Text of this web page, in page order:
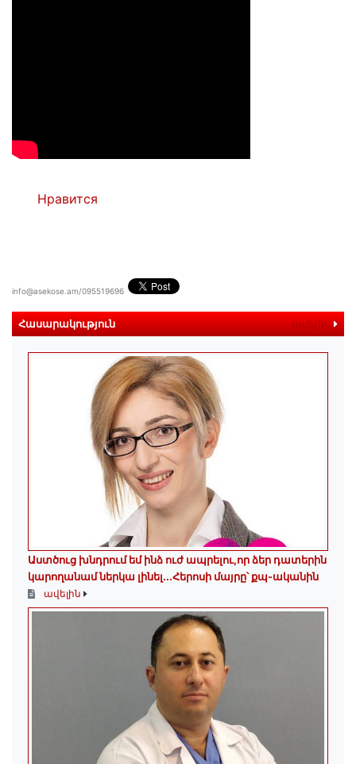
Нравится
info@asekose.am/095519696
Հասարակություն ավելին
Աստծուց խնդրում եմ ինձ ուժ ապրելու,որ ձեր դատերին
կարողանամ ներկա լինել․․․Հերոսի մայրը՝ քպ-ականին
ավելին